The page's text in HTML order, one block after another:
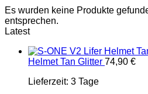
Es wurden keine Produkte
entsprechen.
Latest
Helmet Tan Glitter 74,90 €
Lieferzeit: 3 Tage